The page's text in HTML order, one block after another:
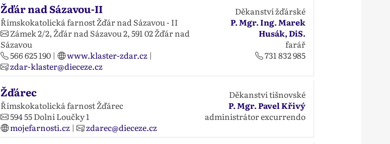
Žďár nad Sázavou-II
Římskokatolická farnost Žďár nad Sázavou - II
Zámek 2/2, Žďár nad Sázavou 2,591 02Žďár nad
Sázavou
566 625 190| www.klaster-zdar.cz|
zdar-klaster@dieceze.cz
Děkanství žďárské
P. Mgr. Ing. Marek
Husák, DiS.
farář
731 832 985
Žďárec
Římskokatolická farnost Žďárec
594 55Dolní Loučky 1
mojefarnosti.cz| zdarec@dieceze.cz
Děkanství tišnovské
P. Mgr. Pavel Křivý
administrátor excurrendo